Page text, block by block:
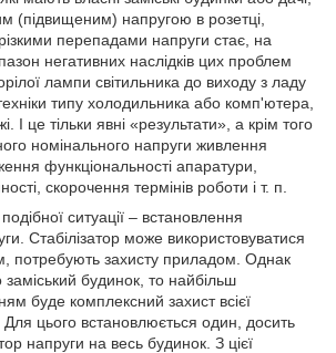
(підвищеним) напругою в розетці,
перепадами напруги стає, на
негативних наслідків цих проблем
лампи світильника до виходу з ладу
типу холодильника або комп'ютера,
І це тільки явні «результати», а крім того
номінального напруги живлення
функціональності апаратури,
скорочення термінів роботи і т. п.
ситуації – встановлення
Стабілізатор може використовуватися
потребують захисту приладом. Однак
будинок, то найбільш
буде комплексний захист всієї
цього встановлюється один, досить
напруги на весь будинок. З цієї